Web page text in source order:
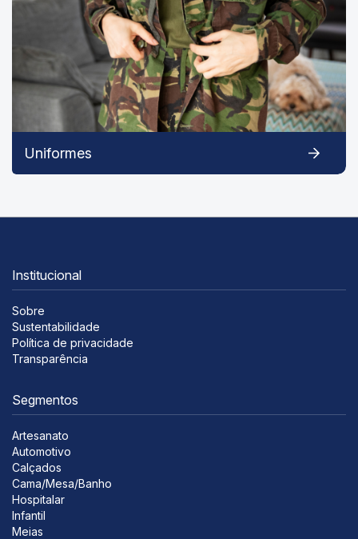
Uniformes
Institucional
Sobre
Sustentabilidade
Política de privacidade
Transparência
Segmentos
Artesanato
Automotivo
Calçados
Cama/Mesa/Banho
Hospitalar
Infantil
Meias